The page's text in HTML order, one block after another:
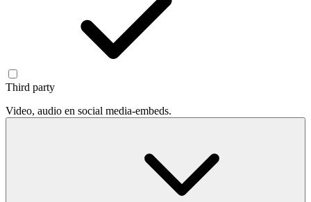
Third party
Video, audio en social media-embeds.